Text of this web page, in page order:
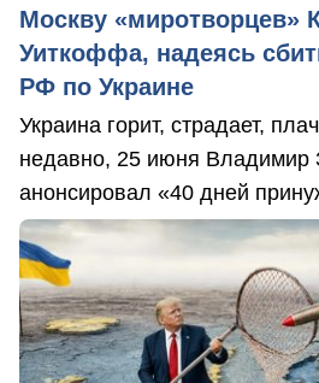
Москву «миротворцев»
Уиткоффа, надеясь
РФ по Украине
Украина горит, страдает,
недавно, 25 июня Владимир
анонсировал «40 дней